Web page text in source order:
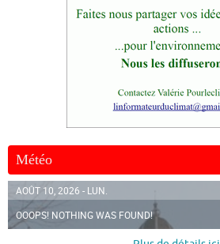
Météo
AOÛT 10, 2026 - LUN.
OOOPS! NOTHING WAS FOUND!